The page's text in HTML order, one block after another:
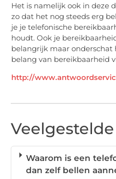
Het is namelijk ook in deze
zo dat het nog steeds erg
je je telefonische
houdt. Ook je
belangrijk maar onderschat
belang van bereikbaarheid
http://
Waarom is een
dan zelf bellen